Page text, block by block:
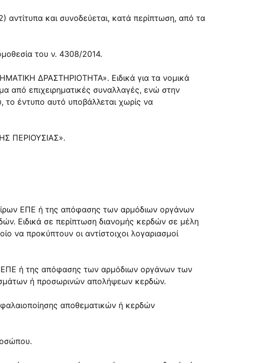
και συνοδεύεται, κατά περίπτωση, από τα
του ν. 4308/2014.
ΔΡΑΣΤΗΡΙΟΤΗΤΑ». Ειδικά για τα νομικά
από επιχειρηματικές συναλλαγές, ενώ στην
έντυπο αυτό υποβάλλεται χωρίς να
ΠΕΡΙΟΥΣΙΑΣ».
ΕΠΕ ή της απόφασης των αρμόδιων οργάνων
Ειδικά σε περίπτωση διανομής κερδών σε μέλη
να προκύπτουν οι αντίστοιχοι λογαριασμοί
ΕΠΕ ή της απόφασης των αρμόδιων οργάνων των
ή προσωρινών απολήψεων κερδών.
αποθεματικών ή κερδών